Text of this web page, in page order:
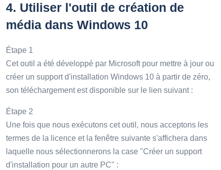
4. Utiliser l'outil de création de
média dans Windows 10
Étape 1
Cet outil a été développé par Microsoft pour mettre à jour ou
créer un support d'installation Windows 10 à partir de zéro,
son téléchargement est disponible sur le lien suivant :
Étape 2
Une fois que nous exécutons cet outil, nous acceptons les
termes de la licence et la fenêtre suivante s'affichera dans
laquelle nous sélectionnerons la case "Créer un support
d'installation pour un autre PC" :